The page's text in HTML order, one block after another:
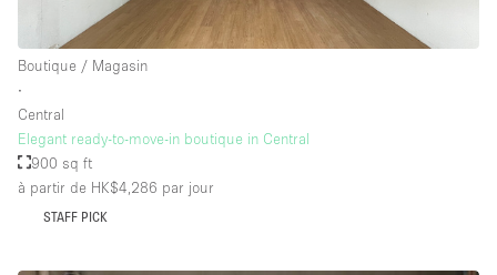
Boutique / Magasin
∙
Central
Elegant ready-to-move-in boutique in Central
900 sq ft
à partir de HK$4,286 par jour
STAFF PICK